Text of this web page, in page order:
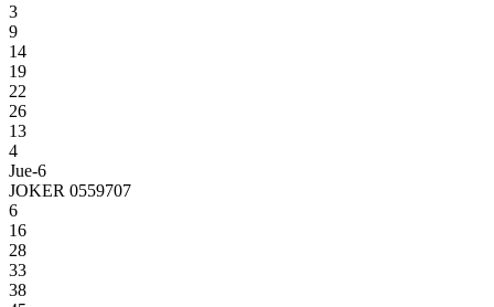
3
9
14
19
22
26
13
4
Jue-6
JOKER 0559707
6
16
28
33
38